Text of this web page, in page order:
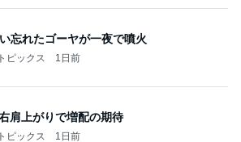
忘れたゴーヤが一夜で噴火
ピックス 1日前
肩上がりで増配の期待
ピックス 1日前